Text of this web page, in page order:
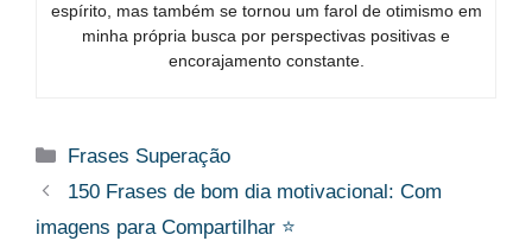
espírito, mas também se tornou um farol de otimismo em
minha própria busca por perspectivas positivas e
encorajamento constante.
Categorias
Frases Superação
150 Frases de bom dia motivacional: Com
imagens para Compartilhar ⭐